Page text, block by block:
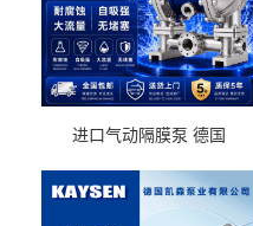
进口气动隔膜泵 德国
送气动泵